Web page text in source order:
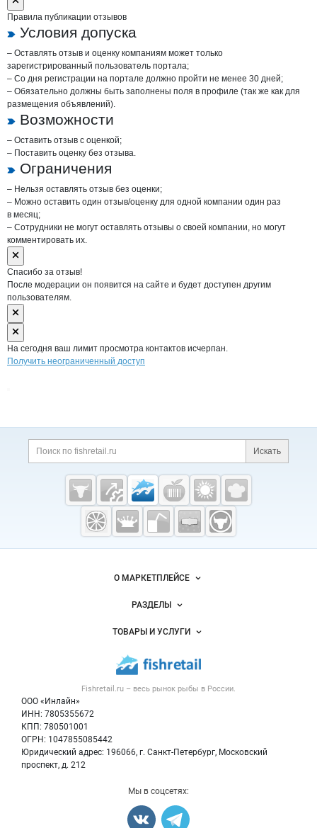
Правила публикации отзывов
Условия допуска
– Оставлять отзыв и оценку компаниям может только
зарегистрированный пользователь портала;
– Со дня регистрации на портале должно пройти не менее 30 дней;
– Обязательно должны быть заполнены поля в профиле (так же как для
размещения объявлений).
Возможности
– Оставить отзыв с оценкой;
– Поставить оценку без отзыва.
Ограничения
– Нельзя оставлять отзыв без оценки;
– Можно оставить один отзыв/оценку для одной компании один раз
в месяц;
– Сотрудники не могут оставлять отзывы о своей компании, но могут
комментировать их.
Спасибо за отзыв!
После модерации он появится на сайте и будет доступен другим
пользователям.
На сегодня ваш лимит просмотра контактов исчерпан.
Получить неограниченный доступ
Дополнительная информация
Поиск по сайту и
Искать
Cсылки на полезные проекты
Fishretail.ru —
рыба,
морепродукты
Важные разделы и контакты
Fishretail.ru – весь рынок рыбы в России.
ООО «Инлайн»
ИНН: 7805355672
КПП: 780501001
ОГРН: 1047855085442
Юридический адрес: 196066, г. Санкт-Петербург, Московский
проспект, д. 212
Навигация по сайтуО МАРКЕТПЛЕЙСЕ
Новости Fishretail.ru
Размещение рекламы
Публичная оферта
Контактная информация
Политика обработки персональных данных
РАЗДЕЛЫ
Объявления
Новости рынка
Блог
ТОВАРЫ И УСЛУГИ
Рыба
Икра
Мы в соцсетях: